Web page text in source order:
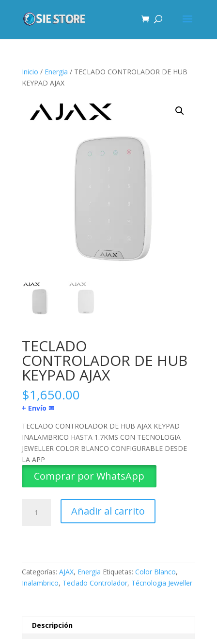
Inicio / Energia / TECLADO CONTROLADOR DE HUB
KEYPAD AJAX
TECLADO
CONTROLADOR DE HUB
KEYPAD AJAX
$1,650.00
+ Envío ✉
TECLADO CONTROLADOR DE HUB AJAX KEYPAD
INALAMBRICO HASTA 1.7KMS CON TECNOLOGIA
JEWELLER COLOR BLANCO CONFIGURABLE DESDE
LA APP
Comprar por WhatsApp
CONTROLADOR
cantidad
Añadir al carrito
Categorías: AJAX, Energia Etiquetas: Color Blanco,
Inalambrico, Teclado Controlador, Técnologia Jeweller
Descripción